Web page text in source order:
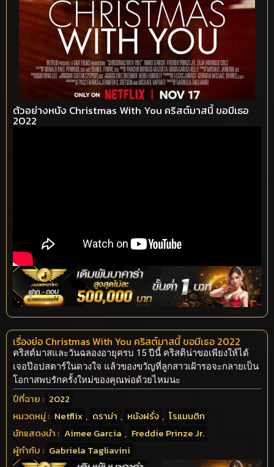
ตัวอย่างหนัง Christmas With You คริสต์มาสนี้ ขอมีเธอ
2022
เรื่องย่อ Christmas With You คริสต์มาสนี้ ขอมีเธอ 2022
คริสต์มาสและวันฉลองอายุครบ 15 ปีนี้ คริสติน่าขอเพียงให้ได้
เจอป๊อปสตาร์ในดวงใจ แล้วของขวัญที่ลูกสาวเฝ้ารอจะกลายเป็น
โอกาสพบรักครั้งใหม่ของคุณพ่อด้วยไหมนะ
ปีที่ฉาย : 2022
หมวดหมู่ : Netflix , ดราม่า , หนังฝรั่ง , โรแมนติก
นักแสดงนำ : Aimee Garcia , Freddie Prinze Jr.
ผู้กำกับ : Gabriela Tagliavini